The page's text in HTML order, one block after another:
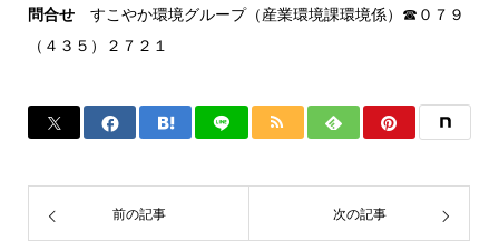
問合せ すこやか環境グループ（産業環境課環境係）☎０７９
（４３５）２７２１
前の記事 次の記事